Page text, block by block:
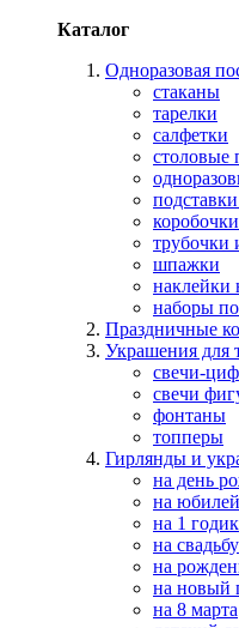
Каталог
Одноразовая
стаканы
тарелки
салфетки
столовые
трубочки
шпажки
наклейки
наборы
Праздничные
Украшения для
свечи-
свечи
фонтаны
топперы
Гирлянды и
на день
на юбилей
на 1 годик
на свадьбу
на
на новый
на 8 марта